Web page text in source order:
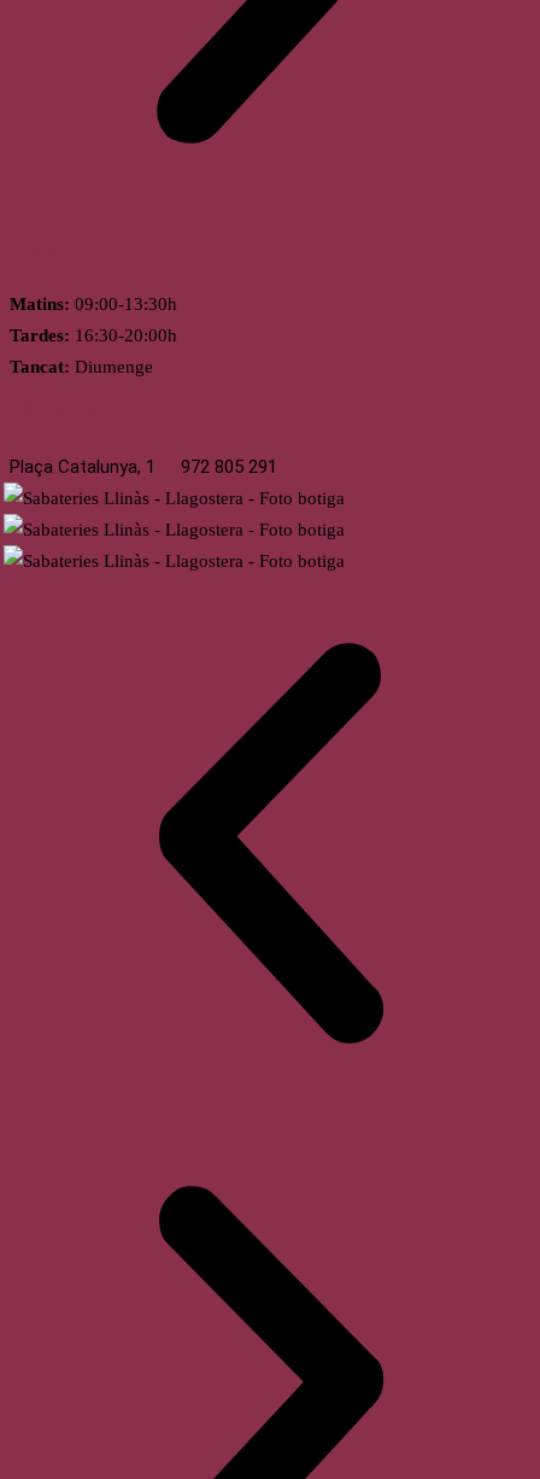
Matins: 09:00-13:30h
Tardes: 16:30-20:00h
Tancat: Diumenge
Plaça Catalunya, 1 972 805 291